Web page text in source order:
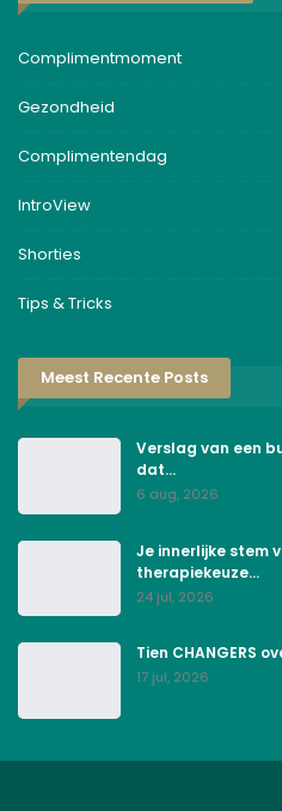
Complimentmoment
Gezondheid
Complimentendag
IntroView
Shorties
Tips & Tricks
Meest Recente Posts
Verslag van een
dat…
6 aug, 2026
Je innerlijke stem
therapiekeuze…
24 jul, 2026
Tien CHANGERS
17 jul, 2026